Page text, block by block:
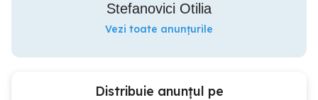
Stefanovici Otilia
Vezi toate anunțurile
Distribuie anunțul pe